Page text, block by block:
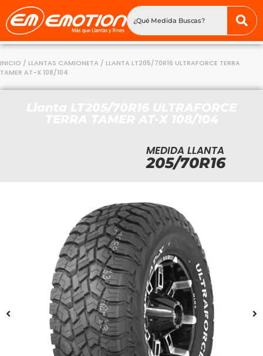
INICIO / LLANTAS CAMIONETA / LLANTA LT205/70R16 ULTRAFORCE TERRA
TAMER AT-X 108/104
MEDIDA LLANTA
205/70R16